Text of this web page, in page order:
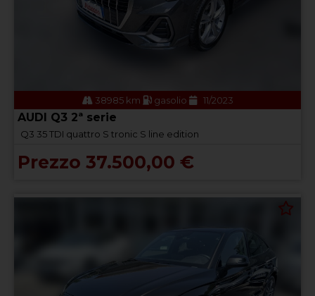
38985 km gasolio 11/2023
AUDI Q3 2ª serie
Q3 35 TDI quattro S tronic S line edition
Prezzo 37.500,00 €